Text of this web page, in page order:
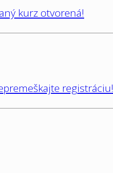
kurz otvorená!
registráciu!